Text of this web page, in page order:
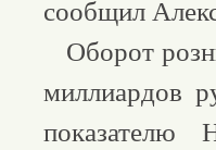
сообщил
Оборот
миллиардов